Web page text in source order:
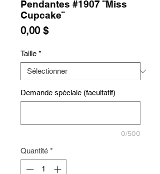
Pendantes #1907 ¨Miss
Cupcake¨
0,00 $Prix
Taille *
Demande spéciale (facultatif)
0/500
Quantité *